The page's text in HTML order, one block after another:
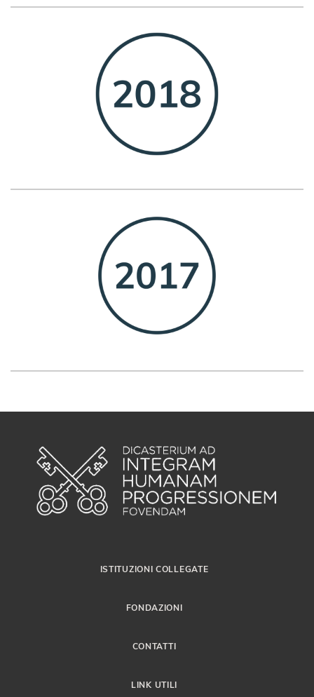
ISTITUZIONI COLLEGATE
FONDAZIONI
CONTATTI
LINK UTILI